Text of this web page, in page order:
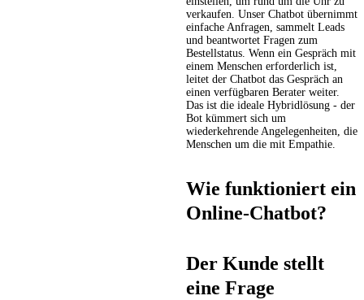
verkaufen. Unser Chatbot übernimmt
einfache Anfragen, sammelt Leads
und beantwortet Fragen zum
Bestellstatus. Wenn ein Gespräch mit
einem Menschen erforderlich ist,
leitet der Chatbot das Gespräch an
einen verfügbaren Berater weiter.
Das ist die ideale Hybridlösung - der
Bot kümmert sich um
wiederkehrende Angelegenheiten, die
Menschen um die mit Empathie.
Wie funktioniert ein
Online-Chatbot?
Der Kunde stellt
eine Frage